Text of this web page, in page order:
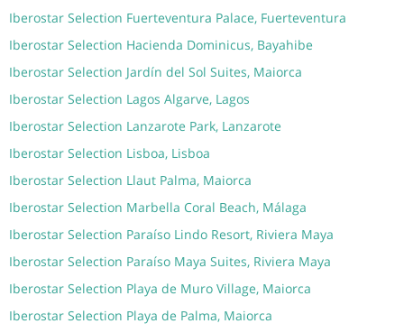
Iberostar Selection Fuerteventura Palace, Fuerteventura
Iberostar Selection Hacienda Dominicus, Bayahibe
Iberostar Selection Jardín del Sol Suites, Maiorca
Iberostar Selection Lagos Algarve, Lagos
Iberostar Selection Lanzarote Park, Lanzarote
Iberostar Selection Lisboa, Lisboa
Iberostar Selection Llaut Palma, Maiorca
Iberostar Selection Marbella Coral Beach, Málaga
Iberostar Selection Paraíso Lindo Resort, Riviera Maya
Iberostar Selection Paraíso Maya Suites, Riviera Maya
Iberostar Selection Playa de Muro Village, Maiorca
Iberostar Selection Playa de Palma, Maiorca